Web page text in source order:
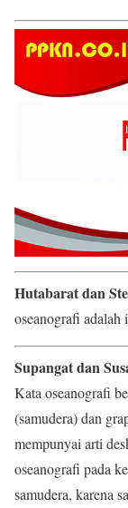
Hutabarat dan
oseanografi
Supangat dan
Kata oseanografi
(samudera) dan
mempunyai arti
oseanografi pada
samudera, karena